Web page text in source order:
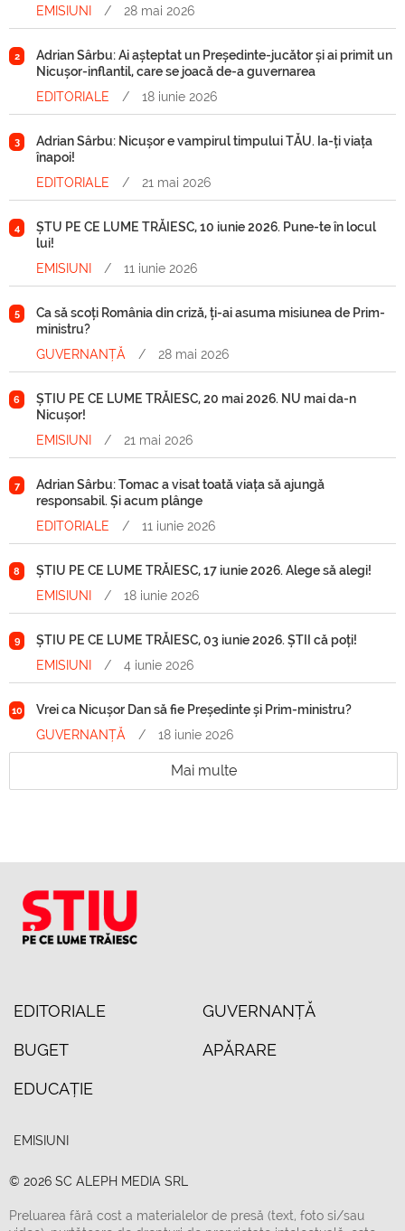
EMISIUNI
/ 28 mai 2026
2
Adrian Sârbu: Ai așteptat un Președinte-jucător și ai primit un
Nicușor-inflantil, care se joacă de-a guvernarea
EDITORIALE
/ 18 iunie 2026
3
Adrian Sârbu: Nicușor e vampirul timpului TĂU. Ia-ți viața
înapoi!
EDITORIALE
/ 21 mai 2026
4
ȘTU PE CE LUME TRĂIESC, 10 iunie 2026. Pune-te în locul
lui!
EMISIUNI
/ 11 iunie 2026
5
Ca să scoți România din criză, ți-ai asuma misiunea de Prim-
ministru?
GUVERNANȚĂ
/ 28 mai 2026
6
ȘTIU PE CE LUME TRĂIESC, 20 mai 2026. NU mai da-n
Nicușor!
EMISIUNI
/ 21 mai 2026
7
Adrian Sârbu: Tomac a visat toată viața să ajungă
responsabil. Și acum plânge
EDITORIALE
/ 11 iunie 2026
8
ȘTIU PE CE LUME TRĂIESC, 17 iunie 2026. Alege să alegi!
EMISIUNI
/ 18 iunie 2026
9
ȘTIU PE CE LUME TRĂIESC, 03 iunie 2026. ȘTII că poți!
EMISIUNI
/ 4 iunie 2026
10
Vrei ca Nicușor Dan să fie Președinte și Prim-ministru?
GUVERNANȚĂ
/ 18 iunie 2026
Mai multe
EDITORIALE GUVERNANȚĂ
BUGET APĂRARE
EDUCAȚIE
EMISIUNI
© 2026 SC ALEPH MEDIA SRL
Preluarea fără cost a materialelor de presă (text, foto si/sau